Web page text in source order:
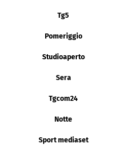
Tg5
Pomeriggio
Studioaperto
Sera
Tgcom24
Notte
Sport mediaset